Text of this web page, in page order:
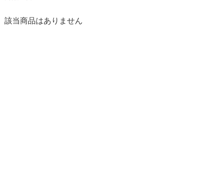
該当商品はありません